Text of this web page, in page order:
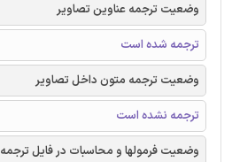
وضعیت ترجمه عناوین تصاویر
ترجمه شده است
وضعیت ترجمه متون داخل تصاویر
ترجمه نشده است
وضعیت فرمولها و محاسبات در فایل ترجمه